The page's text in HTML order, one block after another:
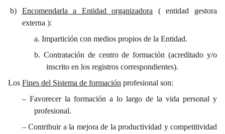
b) Encomendarla a Entidad organizadora ( entidad gestora
externa ):
a. Impartición con medios propios de la Entidad.
b. Contratación de centro de formación (acreditado y/o
inscrito en los registros correspondientes).
Los Fines del Sistema de formación profesional son:
– Favorecer la formación a lo largo de la vida personal y
profesional.
–Contribuir a la mejora de la productividad y competitividad